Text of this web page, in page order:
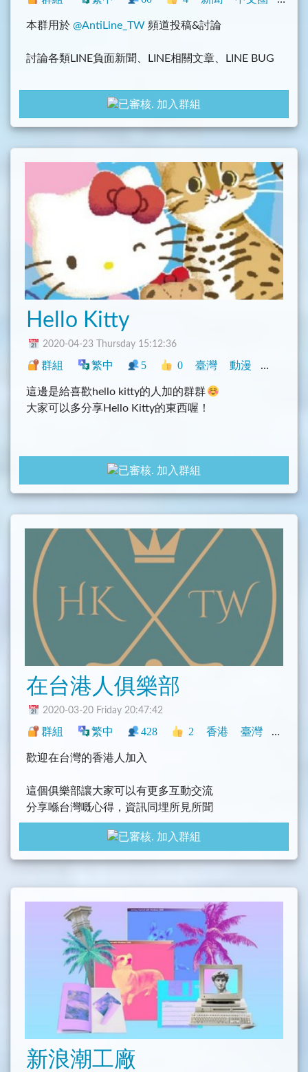
本群用於 @AntiLine_TW 頻道投稿&討論
討論各類LINE負面新聞、LINE相關文章、LINE BUG
主頻道:@AntiLine_TW
@LinePill 加入群組
Hello Kitty
2020-04-23 Thursday 15:12:36
群組 繁中 5 0 臺灣 動漫 興趣
這邊是給喜歡hello kitty的人加的群群
大家可以多分享Hello Kitty的東西喔！
加入群組
在台港人俱樂部
2020-03-20 Friday 20:47:42
群組 繁中 428 2 香港 臺灣 社群
歡迎在台灣的香港人加入
這個俱樂部讓大家可以有更多互動交流
分享喺台灣嘅心得，資訊同埋所見所聞
令大家更融入台灣呢個大家庭
友善，包容，分享
加入群組
新浪潮工廠